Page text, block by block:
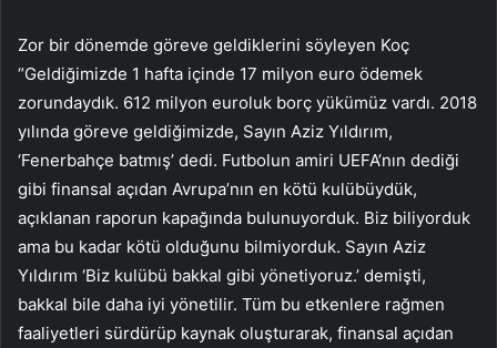
Zor bir dönemde göreve geldiklerini söyleyen Koç
“Geldiğimizde 1 hafta içinde 17 milyon euro ödemek
zorundaydık. 612 milyon euroluk borç yükümüz vardı. 2018
yılında göreve geldiğimizde, Sayın Aziz Yıldırım,
‘Fenerbahçe batmış’ dedi. Futbolun amiri UEFA’nın dediği
gibi finansal açıdan Avrupa’nın en kötü kulübüydük,
açıklanan raporun kapağında bulunuyorduk. Biz biliyorduk
ama bu kadar kötü olduğunu bilmiyorduk. Sayın Aziz
Yıldırım ‘Biz kulübü bakkal gibi yönetiyoruz.’ demişti,
bakkal bile daha iyi yönetilir. Tüm bu etkenlere rağmen
faaliyetleri sürdürüp kaynak oluşturarak, finansal açıdan